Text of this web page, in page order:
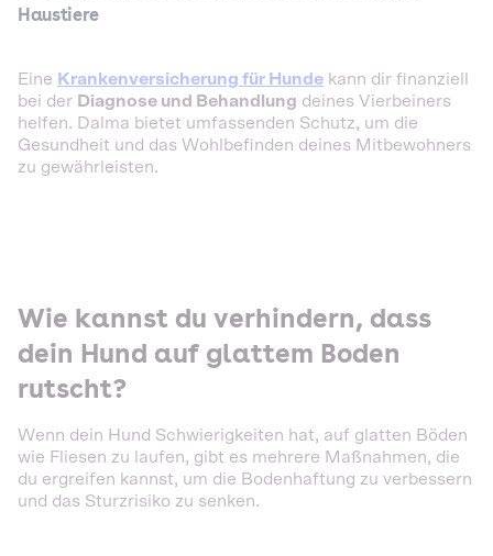
Haustiere
Eine Krankenversicherung für Hunde kann dir finanziell
bei der Diagnose und Behandlung deines Vierbeiners
helfen. Dalma bietet umfassenden Schutz, um die
Gesundheit und das Wohlbefinden deines Mitbewohners
zu gewährleisten.
Wie kannst du verhindern, dass
dein Hund auf glattem Boden
rutscht?
Wenn dein Hund Schwierigkeiten hat, auf glatten Böden
wie Fliesen zu laufen, gibt es mehrere Maßnahmen, die
du ergreifen kannst, um die Bodenhaftung zu verbessern
und das Sturzrisiko zu senken.